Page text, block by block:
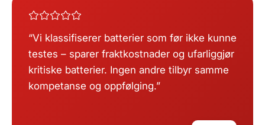
Vi klassifiserer batterier som før ikke kunne
testes – sparer fraktkostnader og ufarliggjør
kritiske batterier. Ingen andre tilbyr samme
kompetanse og oppfølging.